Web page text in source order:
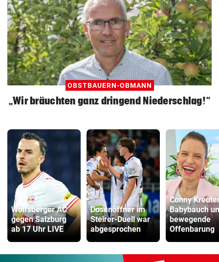
OBSTBAUERN-OBMANN
„Wir bräuchten ganz dringend Niederschlag!“
Wolfsberger AC
gegen Salzburg
ab 17 Uhr LIVE
Dosenöffner im
Steirer-Duell war
abgesprochen
Conny
Babybauch
bewegende
Offenbarung